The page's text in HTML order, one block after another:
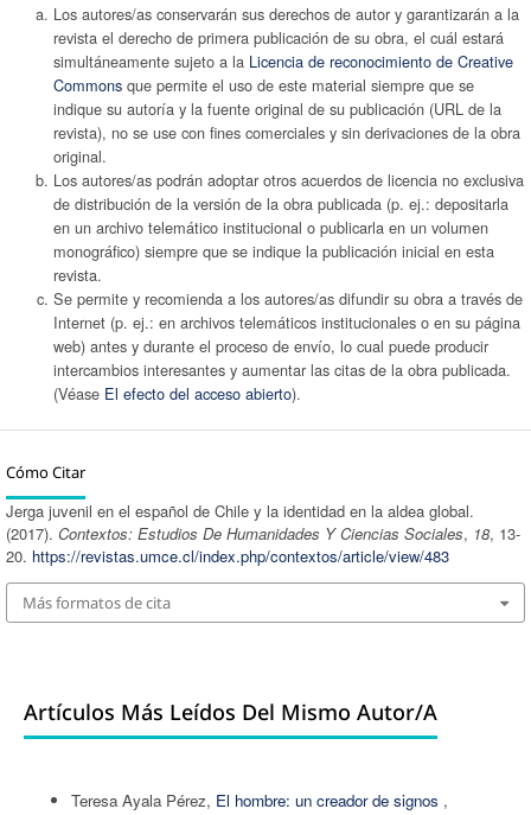
Los autores/as conservarán sus derechos de autor y garantizarán a la
revista el derecho de primera publicación de su obra, el cuál estará
simultáneamente sujeto a la Licencia de reconocimiento de Creative
Commonsque permite el uso de este material siempre que se
indique su autoría y la fuente original de su publicación (URL de la
revista), no se use con fines comerciales y sin derivaciones de la obra
original.
Los autores/as podrán adoptar otros acuerdos de licencia no exclusiva
de distribución de la versión de la obra publicada (p. ej.: depositarla
en un archivo telemático institucional o publicarla en un volumen
monográfico) siempre que se indique la publicación inicial en esta
revista.
Se permite y recomienda a los autores/as difundir su obra a través de
Internet (p. ej.: en archivos telemáticos institucionales o en su página
web) antes y durante el proceso de envío, lo cual puede producir
intercambios interesantes y aumentar las citas de la obra publicada.
(Véase El efecto del acceso abierto).
Cómo Citar
Jerga juvenil en el español de Chile y la identidad en la aldea global.
(2017). Contextos: Estudios De Humanidades Y Ciencias Sociales, 18, 13-
20. https://revistas.umce.cl/index.php/contextos/article/view/483
Más formatos de cita
Artículos Más Leídos Del Mismo Autor/a
Teresa Ayala Pérez, El hombre: un creador de signos ,